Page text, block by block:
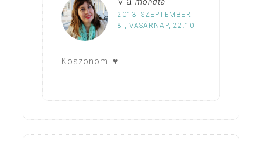
mondta
2013. SZEPTEMBER
8., VASÁRNAP, 22:10
Köszönöm! ♥